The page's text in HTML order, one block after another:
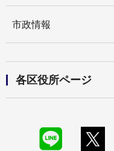
市政情報
各区役所ページ